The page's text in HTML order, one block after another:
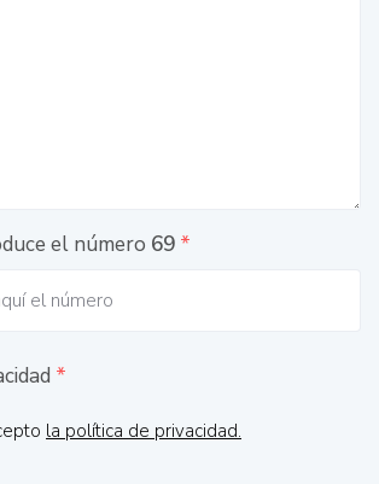
el número 69 *
*
la política de privacidad.